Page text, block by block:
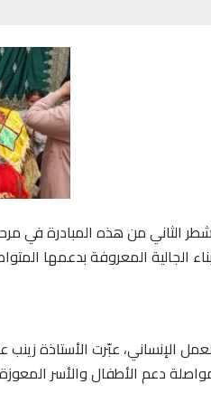
الثاني من هذه المبادرة في
الجالية المعروفة بدعمها
الإنساني، عبّرت الأستاذة
دعم الأطفال والأسر